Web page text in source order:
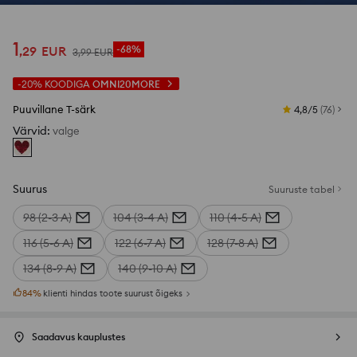
1,29 EUR 3,99 EUR -68%
-20% KOODIGA OMNI20MORE
Puuvillane T-särk 4,8/5 (76)
Värvid: valge
Suurus Suuruste tabel
98 (2-3 A) 104 (3-4 A)
110 (4-5 A)
116 (5-6 A)
122 (6-7 A)
128 (7-8 A)
134 (8-9 A)
140 (9-10 A)
84% klienti hindas toote suurust õigeks
Saadavus kauplustes